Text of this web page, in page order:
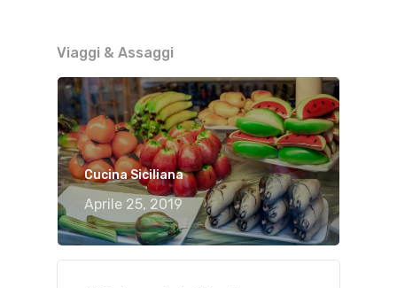
Viaggi & Assaggi
Cucina Siciliana
Aprile 25, 2019